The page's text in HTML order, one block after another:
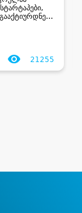
21255